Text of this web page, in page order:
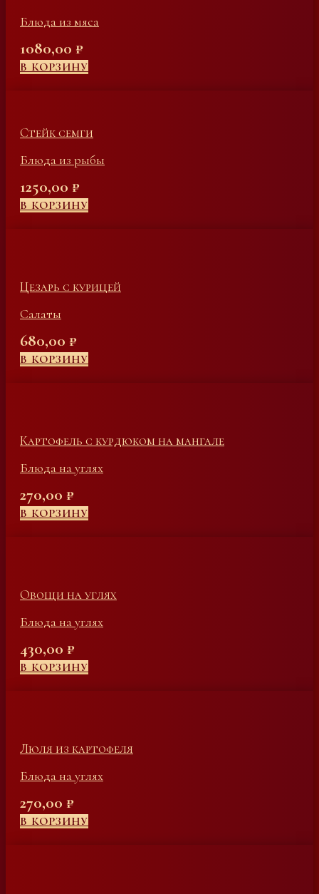
Блюда из мяса
1080,00 ₽
В КОРЗИНУ
Стейк семги
Блюда из рыбы
1250,00 ₽
В КОРЗИНУ
Цезарь с курицей
Салаты
680,00 ₽
В КОРЗИНУ
Картофель с курдюком на мангале
Блюда на углях
270,00 ₽
В КОРЗИНУ
Овощи на углях
Блюда на углях
430,00 ₽
В КОРЗИНУ
Люля из картофеля
Блюда на углях
270,00 ₽
В КОРЗИНУ